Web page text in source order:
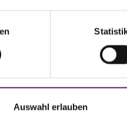
Auswahl erlauben